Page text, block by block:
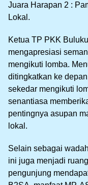
Juara Harapan 2 :
Lokal.
Ketua TP PKK
mengapresiasi
mengikuti lomba.
ditingkatkan ke
sekedar mengikuti
senantiasa
pentingnya asupan
lokal.
Selain sebagai
ini juga menjadi
pengunjung